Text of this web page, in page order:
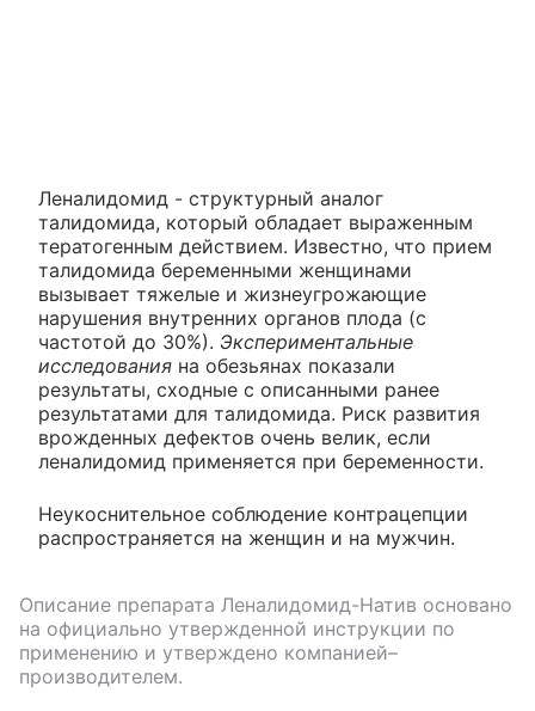
Леналидомид - структурный аналог
талидомида, который обладает выраженным
тератогенным действием. Известно, что прием
талидомида беременными женщинами
вызывает тяжелые и жизнеугрожающие
нарушения внутренних органов плода (с
частотой до 30%). Экспериментальные
исследования на обезьянах показали
результаты, сходные с описанными ранее
результатами для талидомида. Риск развития
врожденных дефектов очень велик, если
леналидомид применяется при беременности.
Неукоснительное соблюдение контрацепции
распространяется на женщин и на мужчин.
Описание препарата Леналидомид-Натив основано
на официально утвержденной инструкции по
применению и утверждено компанией–
производителем.